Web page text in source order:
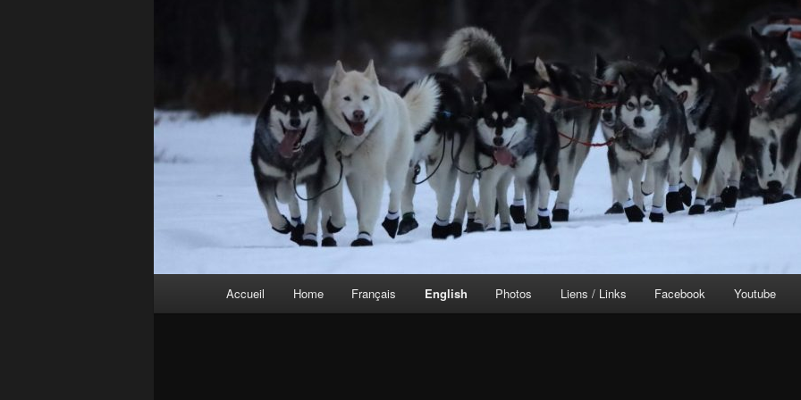
Accueil Home Français English Photos Liens / Links Facebook Youtube